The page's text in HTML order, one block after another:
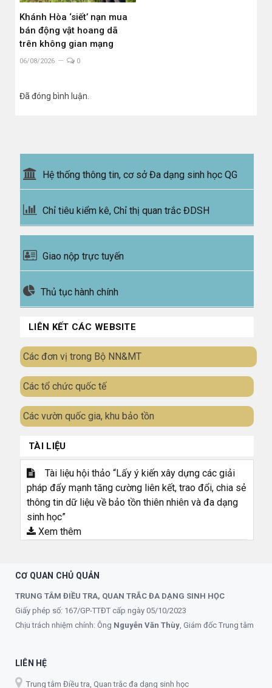
Khánh Hòa ‘siết’ nạn mua
bán động vật hoang dã
trên không gian mạng
06/08/2026 0
Đã đóng bình luận.
Hệ thống thông tin, cơ sở Đa dạng sinh học QG
Chỉ tiêu kiểm kê, Chỉ thị quan trắc ĐDSH
Giao nộp trực tuyến
Thủ tục hành chính
LIÊN KẾT CÁC WEBSITE
Các đơn vị trong Bộ NN&MT
Các tổ chức quốc tế
Các vườn quốc gia, khu bảo tồn
TÀI LIỆU
Tài liệu hội thảo “Lấy ý kiến xây dựng các giải
pháp đẩy mạnh tăng cường liên kết, trao đổi, chia sẻ
thông tin dữ liệu về bảo tồn thiên nhiên và đa dạng
sinh học”
Xem thêm
CƠ QUAN CHỦ QUẢN
TRUNG TÂM ĐIỀU TRA, QUAN TRẮC ĐA DẠNG SINH HỌC
Giấy phép số: 167/GP-TTĐT cấp ngày 05/10/2023
Chịu trách nhiệm chính: Ông Nguyễn Văn Thùy, Giám đốc Trung tâm
LIÊN HỆ
Trung tâm Điều tra, Quan trắc đa dạng sinh học